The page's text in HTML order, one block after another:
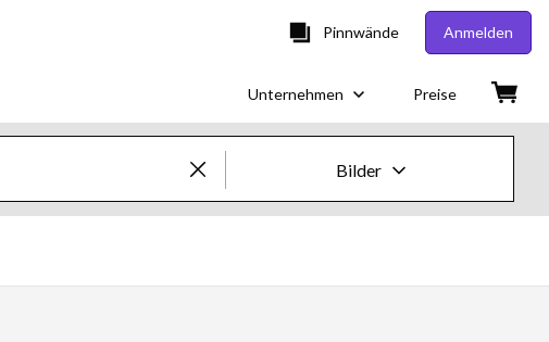
Pinnwände Anmelden
Unternehmen Preise
Bilder